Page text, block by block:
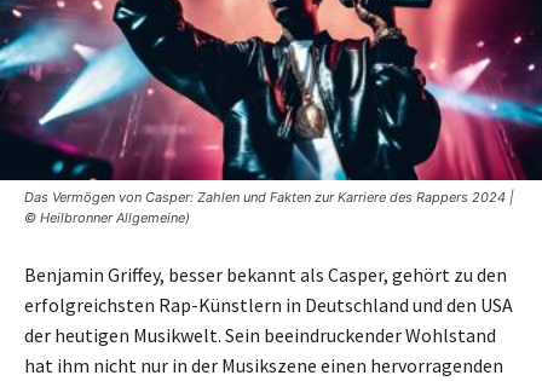
Das Vermögen von Casper: Zahlen und Fakten zur Karriere des Rappers 2024 |
© Heilbronner Allgemeine)
Benjamin Griffey, besser bekannt als Casper, gehört zu den
erfolgreichsten Rap-Künstlern in Deutschland und den USA
der heutigen Musikwelt. Sein beeindruckender Wohlstand
hat ihm nicht nur in der Musikszene einen hervorragenden